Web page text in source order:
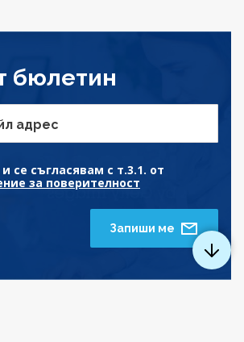
бюлетин
адрес
се съгласявам с т.3.1. от
за поверителност
Запиши ме